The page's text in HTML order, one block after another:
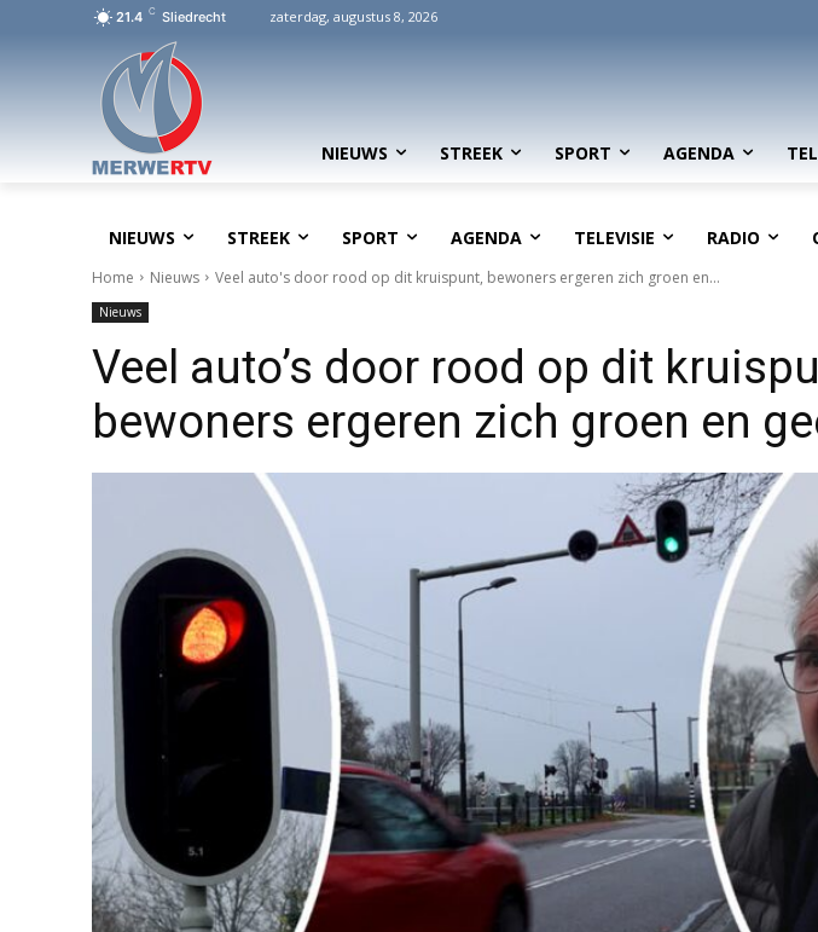
21.4 C Sliedrecht zaterdag, augustus 8, 2026
NIEUWS STREEK SPORT AGENDA
NIEUWS STREEK SPORT AGENDA TELEVISIE RADIO
Home Nieuws Veel auto's door rood op dit kruispunt, bewoners ergeren zich groen en...
Nieuws
Veel auto’s door rood op dit
bewoners ergeren zich groen en